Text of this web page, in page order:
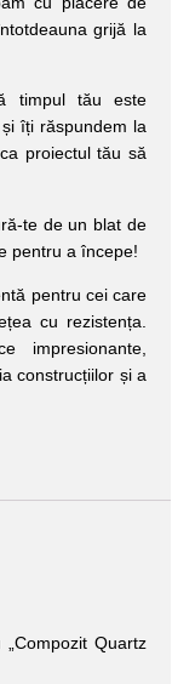
grijă la
timpul tău este
îți răspundem la
proiectul tău să
te de un blat de
pentru a începe!
pentru cei care
cu rezistența.
impresionante,
construcțiilor și a
Quartz